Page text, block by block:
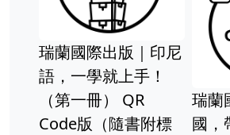
瑞蘭國際出版｜印尼
語，一學就上手！
（第一冊） QR
Code版（隨書附標
瑞蘭
國，